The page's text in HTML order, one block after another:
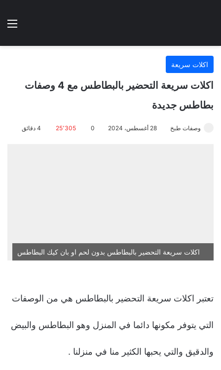
الوضع
اكلات سريعة
اكلات سريعة التحضير بالبطاطس مع 4 وصفات
بطاطس جديدة
وصفات طبخ 28 أغسطس، 2024 0 25٬305
اكلات سريعة التحضير بالبطاطس بدون لحم او بان كيك البطاطس
تعتبر اكلات سريعة التحضير بالبطاطس هي من الوصفات
التي يتوفر مكونها دائما في المنزل وهو البطاطس والبيض
والدقيق والتي يحبها الكثير منا في منزلنا .